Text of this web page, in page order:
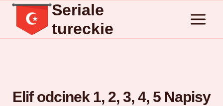
Przejdź
treści
Seriale
tureckie
Elif odcinek 1, 2, 3, 4, 5 Napisy